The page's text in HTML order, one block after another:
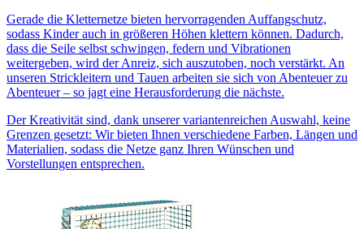
Gerade die Kletternetze bieten hervorragenden Auffangschutz,
sodass Kinder auch in größeren Höhen klettern können. Dadurch,
dass die Seile selbst schwingen, federn und Vibrationen
weitergeben, wird der Anreiz, sich auszutoben, noch verstärkt. An
unseren Strickleitern und Tauen arbeiten sie sich von Abenteuer zu
Abenteuer – so jagt eine Herausforderung die nächste.
Der Kreativität sind, dank unserer variantenreichen Auswahl, keine
Grenzen gesetzt: Wir bieten Ihnen verschiedene Farben, Längen und
Materialien, sodass die Netze ganz Ihren Wünschen und
Vorstellungen entsprechen.